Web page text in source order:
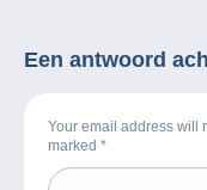
Een antwoord
Your email address will
marked *